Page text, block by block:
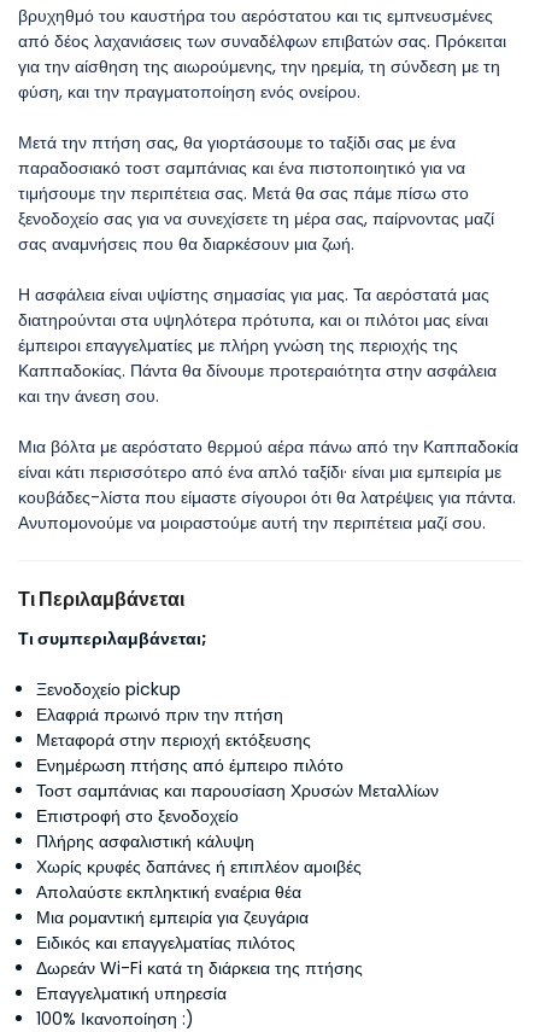
βρυχηθμό του καυστήρα του αερόστατου και τις εμπνευσμένες
από δέος λαχανιάσεις των συναδέλφων επιβατών σας. Πρόκειται
για την αίσθηση της αιωρούμενης, την ηρεμία, τη σύνδεση με τη
φύση, και την πραγματοποίηση ενός ονείρου.
Μετά την πτήση σας, θα γιορτάσουμε το ταξίδι σας με ένα
παραδοσιακό τοστ σαμπάνιας και ένα πιστοποιητικό για να
τιμήσουμε την περιπέτεια σας. Μετά θα σας πάμε πίσω στο
ξενοδοχείο σας για να συνεχίσετε τη μέρα σας, παίρνοντας μαζί
σας αναμνήσεις που θα διαρκέσουν μια ζωή.
Η ασφάλεια είναι υψίστης σημασίας για μας. Τα αερόστατά μας
διατηρούνται στα υψηλότερα πρότυπα, και οι πιλότοι μας είναι
έμπειροι επαγγελματίες με πλήρη γνώση της περιοχής της
Καππαδοκίας. Πάντα θα δίνουμε προτεραιότητα στην ασφάλεια
και την άνεση σου.
Μια βόλτα με αερόστατο θερμού αέρα πάνω από την Καππαδοκία
είναι κάτι περισσότερο από ένα απλό ταξίδι· είναι μια εμπειρία με
κουβάδες-λίστα που είμαστε σίγουροι ότι θα λατρέψεις για πάντα.
Ανυπομονούμε να μοιραστούμε αυτή την περιπέτεια μαζί σου.
Τι Περιλαμβάνεται
Τι συμπεριλαμβάνεται;
Ξενοδοχείο pickup
Ελαφριά πρωινό πριν την πτήση
Μεταφορά στην περιοχή εκτόξευσης
Ενημέρωση πτήσης από έμπειρο πιλότο
Τοστ σαμπάνιας και παρουσίαση Χρυσών Μεταλλίων
Επιστροφή στο ξενοδοχείο
Πλήρης ασφαλιστική κάλυψη
Χωρίς κρυφές δαπάνες ή επιπλέον αμοιβές
Απολαύστε εκπληκτική εναέρια θέα
Μια ρομαντική εμπειρία για ζευγάρια
Ειδικός και επαγγελματίας πιλότος
Δωρεάν Wi-Fi κατά τη διάρκεια της πτήσης
Επαγγελματική υπηρεσία
100% Ικανοποίηση :)